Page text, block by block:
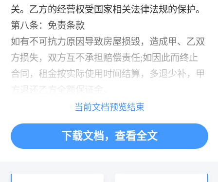
关。乙方的经营权受国家相关法律法规的保护。
第八条：免责条款
如有不可抗力原因导致房屋损毁，造成甲、乙双
方损失，双方互不承担赔偿责任;如因此而终止
合同，租金按实际使用时间结算，多退少补，甲
方退还乙方全额保证金。
«
当前文档预览结束
下载文档，查看全文